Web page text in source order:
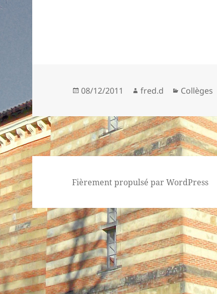
Publié
08/12/2011 Auteur
fred.d Catégories
Collèges
Fièrement propulsé par WordPress